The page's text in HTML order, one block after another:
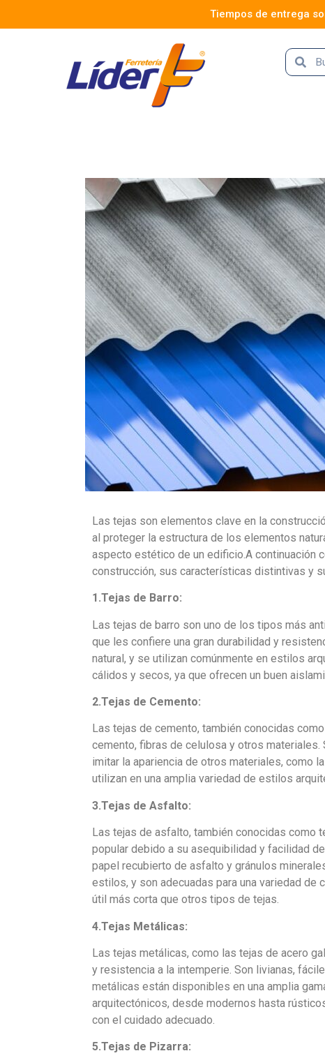
Tiempos de entrega
Las tejas son elementos clave en la
al proteger la estructura de los elementos
aspecto estético de un edificio.A
construcción, sus características distintivas y
1.Tejas de Barro:
Las tejas de barro son uno de los tipos más
que les confiere una gran durabilidad y
natural, y se utilizan comúnmente en estilos
cálidos y secos, ya que ofrecen un buen
2.Tejas de Cemento:
Las tejas de cemento, también conocidas
cemento, fibras de celulosa y otros
imitar la apariencia de otros materiales, como
utilizan en una amplia variedad de estilos
3.Tejas de Asfalto:
Las tejas de asfalto, también conocidas como
popular debido a su asequibilidad y facilidad
papel recubierto de asfalto y gránulos
estilos, y son adecuadas para una variedad de
útil más corta que otros tipos de tejas.
4.Tejas Metálicas:
Las tejas metálicas, como las tejas de acero
y resistencia a la intemperie. Son livianas,
metálicas están disponibles en una amplia
arquitectónicos, desde modernos hasta
con el cuidado adecuado.
5.Tejas de Pizarra: